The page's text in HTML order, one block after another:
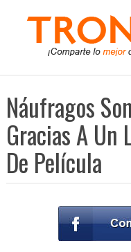
Náufragos
Gracias A Un
De Película